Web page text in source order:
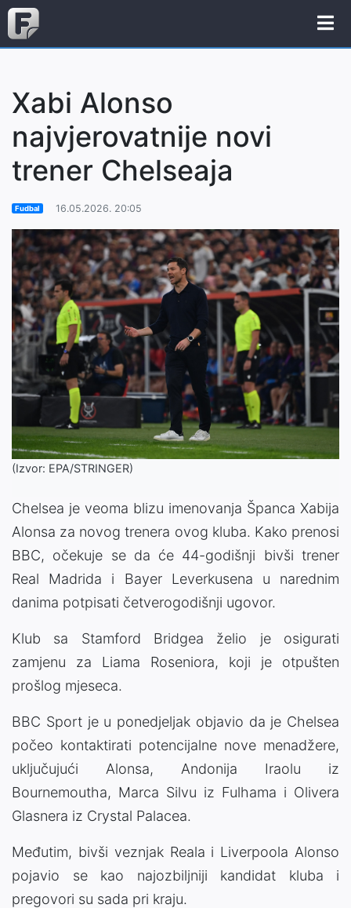
Xabi Alonso
najvjerovatnije novi
trener Chelseaja
Fudbal 16.05.2026. 20:05
(Izvor: EPA/STRINGER)
Chelsea je veoma blizu imenovanja Španca Xabija
Alonsa za novog trenera ovog kluba. Kako prenosi
BBC, očekuje se da će 44-godišnji bivši trener
Real Madrida i Bayer Leverkusena u narednim
danima potpisati četverogodišnji ugovor.
Klub sa Stamford Bridgea želio je osigurati
zamjenu za Liama ​​Roseniora, koji je otpušten
prošlog mjeseca.
BBC Sport je u ponedjeljak objavio da je Chelsea
počeo kontaktirati potencijalne nove menadžere,
uključujući Alonsa, Andonija Iraolu iz
Bournemoutha, Marca Silvu iz Fulhama i Olivera
Glasnera iz Crystal Palacea.
Međutim, bivši veznjak Reala i Liverpoola Alonso
pojavio se kao najozbiljniji kandidat kluba i
pregovori su sada pri kraju.